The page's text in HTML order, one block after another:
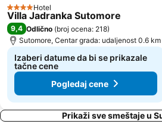
Almara Beach
Stari Bar
Skadarsko jezero - Schkodra
Safari
4 Zvezdice
Hotel
Villa Jadranka Sutomore
9,4 Odlično (broj ocena: 218)
Sutomore, Centar grada: udaljenost 0.6 km
Izaberi datume da bi se prikazale
tačne cene
Pogledaj cene
Prikaži sve smeštaje u